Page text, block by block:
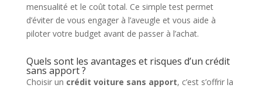
mensualité et le coût total. Ce simple test permet
d’éviter de vous engager à l’aveugle et vous aide à
piloter votre budget avant de passer à l’achat.
Quels sont les avantages et risques d’un crédit
sans apport ?
Choisir un crédit voiture sans apport, c’est s’offrir la